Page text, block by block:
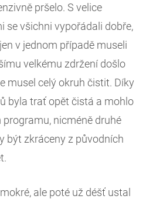
pršelo. S velice
se všichni vypořádali dobře,
v jednom případě museli
velkému zdržení došlo
musel celý okruh čistit. Díky
byla trať opět čistá a mohlo
nicméně druhé
být zkráceny z původních
ale poté už déšť ustal